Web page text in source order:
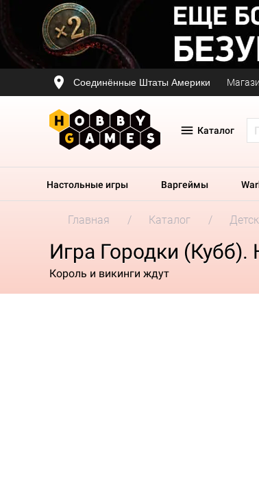
Соединённые Штаты Америки
Каталог
Настольные игры Варгеймы
Главная Каталог
Игра Городки (Кубб).
Король и викинги ждут